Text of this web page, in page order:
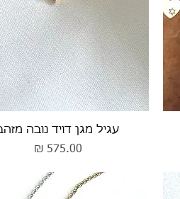
תצוגה מהירה
עגיל מגן דויד נובה
מחיר